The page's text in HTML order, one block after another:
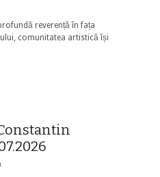
reverență în fața
comunitatea artistică își